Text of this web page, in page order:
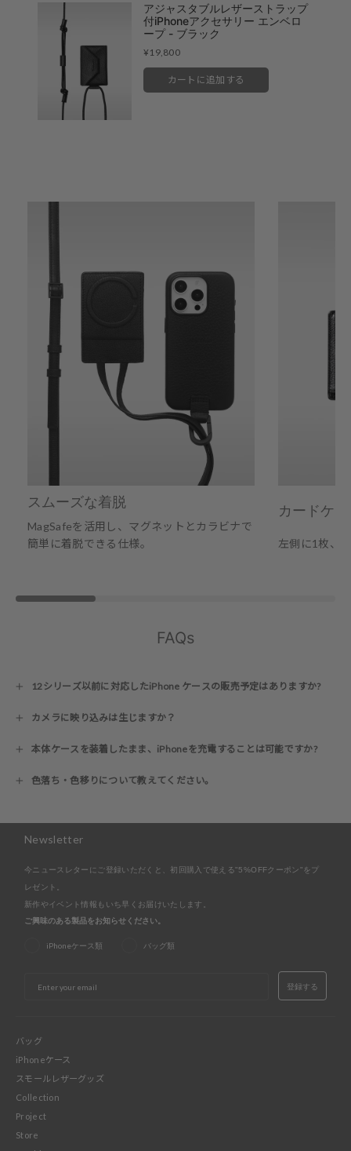
アジャスタブルレザーストラップ
付iPhoneアクセサリー エンベロ
ープ - ブラック
Price
¥19,800
カートに追加する
スムーズな着脱
MagSafeを活用し、マグネットとカラビナで
簡単に着脱できる仕様。
カードケ
左側に1枚、
FAQs
12シリーズ以前に対応したiPhone ケースの販売予定はありますか?
カメラに映り込みは生じますか？
本体ケースを装着したまま、iPhoneを充電することは可能ですか?
色落ち・色移りについて教えてください。
Newsletter
今ニュースレターにご登録いただくと、初回購入で使える"5%OFFクーポン"をプ
レゼント。
新作やイベント情報もいち早くお届けいたします。
ご興味のある製品をお知らせください。
iPhoneケース類 バッグ類
登録する
バッグ
iPhoneケース
スモールレザーグッズ
Collection
Project
Store